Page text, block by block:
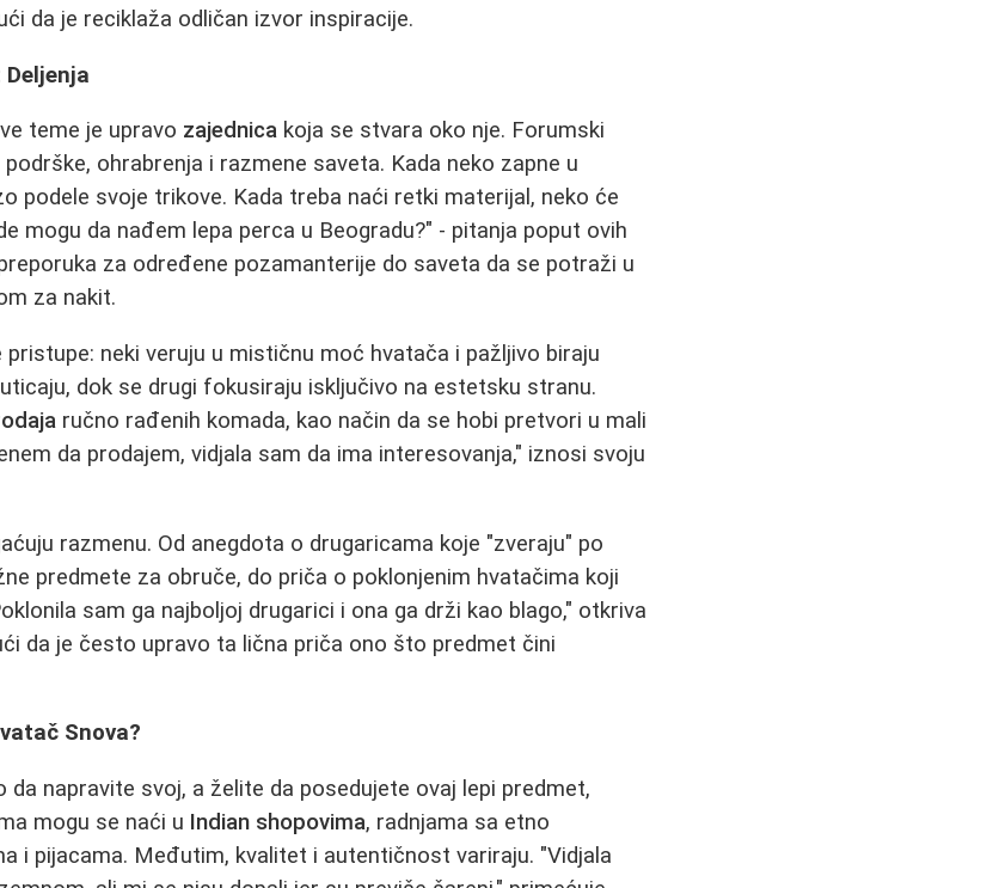
da je reciklaža odličan izvor inspiracije.
teme je upravo zajednica koja se stvara oko nje. Forumski
ohrabrenja i razmene saveta. Kada neko zapne u
podele svoje trikove. Kada treba naći retki materijal, neko će
mogu da nađem lepa perca u Beogradu?" - pitanja poput ovih
za određene pozamanterije do saveta da se potraži u
za nakit.
neki veruju u mističnu moć hvatača i pažljivo biraju
dok se drugi fokusiraju isključivo na estetsku stranu.
ručno rađenih komada, kao način da se hobi pretvori u mali
da prodajem, vidjala sam da ima interesovanja," iznosi svoju
razmenu. Od anegdota o drugaricama koje "zveraju" po
predmete za obruče, do priča o poklonjenim hvatačima koji
sam ga najboljoj drugarici i ona ga drži kao blago," otkriva
da je često upravo ta lična priča ono što predmet čini
Snova?
napravite svoj, a želite da posedujete ovaj lepi predmet,
mogu se naći u Indian shopovima, radnjama sa etno
i pijacama. Međutim, kvalitet i autentičnost variraju. "Vidjala